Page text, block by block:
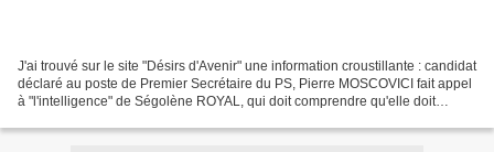
J'ai trouvé sur le site "Désirs d'Avenir" une information croustillante : candidat
déclaré au poste de Premier Secrétaire du PS, Pierre MOSCOVICI fait appel
à "l'intelligence" de Ségolène ROYAL, qui doit comprendre qu'elle doit